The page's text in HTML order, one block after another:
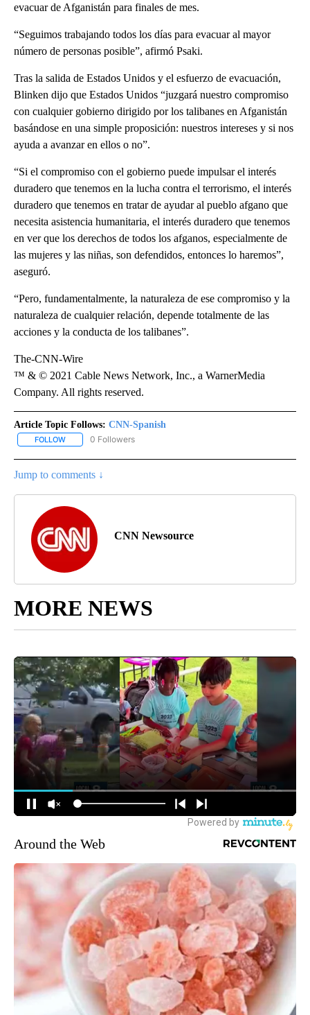
evacuar de Afganistán para finales de mes.
“Seguimos trabajando todos los días para evacuar al mayor
número de personas posible”, afirmó Psaki.
Tras la salida de Estados Unidos y el esfuerzo de evacuación,
Blinken dijo que Estados Unidos “juzgará nuestro compromiso
con cualquier gobierno dirigido por los talibanes en Afganistán
basándose en una simple proposición: nuestros intereses y si nos
ayuda a avanzar en ellos o no”.
“Si el compromiso con el gobierno puede impulsar el interés
duradero que tenemos en la lucha contra el terrorismo, el interés
duradero que tenemos en tratar de ayudar al pueblo afgano que
necesita asistencia humanitaria, el interés duradero que tenemos
en ver que los derechos de todos los afganos, especialmente de
las mujeres y las niñas, son defendidos, entonces lo haremos”,
aseguró.
“Pero, fundamentalmente, la naturaleza de ese compromiso y la
naturaleza de cualquier relación, depende totalmente de las
acciones y la conducta de los talibanes”.
The-CNN-Wire
™ & © 2021 Cable News Network, Inc., a WarnerMedia
Company. All rights reserved.
Article Topic Follows: CNN-Spanish
FOLLOW FOLLOW "CNN-SPANISH" TO RECEIVE NOTIFICATIONS ABOUT
0 Followers
Jump to comments ↓
CNN Newsource
MORE NEWS
Around the Web